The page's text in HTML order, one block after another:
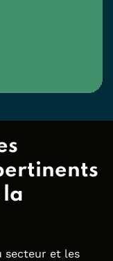
la
secteur et les